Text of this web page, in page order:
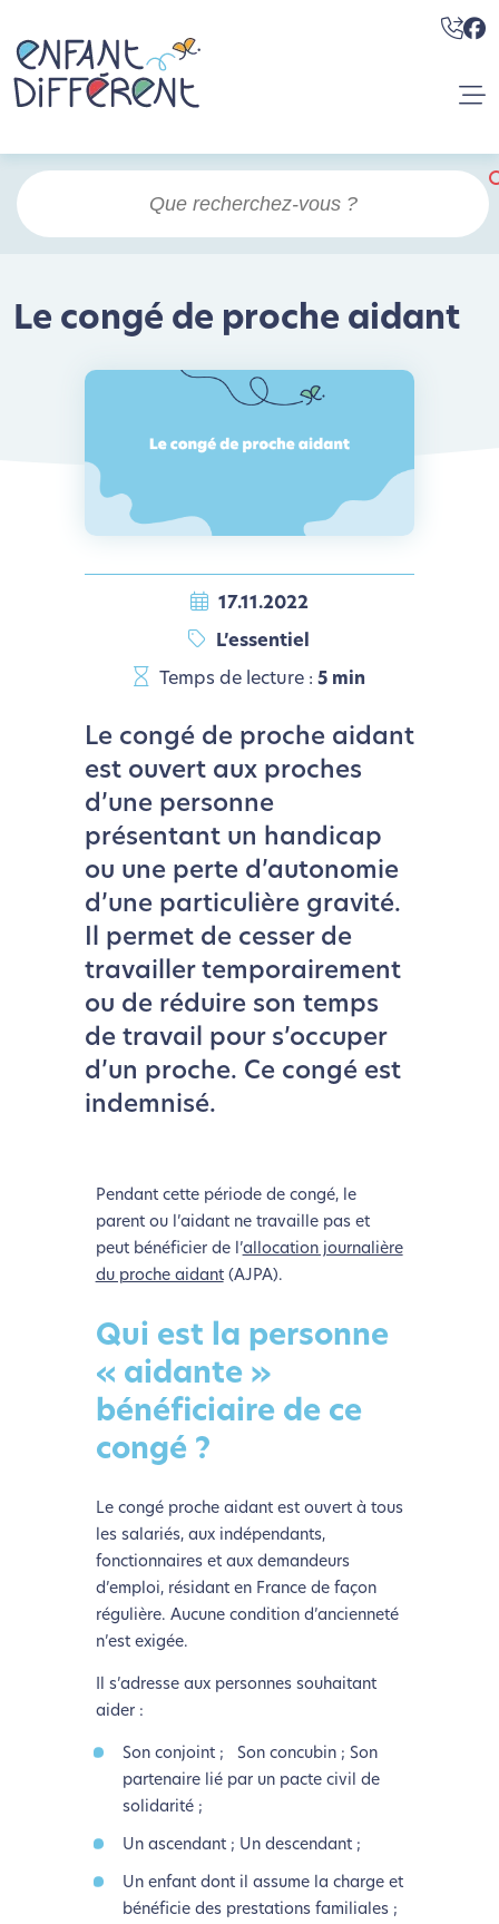
Le congé de proche aidant
17.11.2022
L’essentiel
Temps de lecture : 5 min
Le congé de proche aidant
est ouvert aux proches
d’une personne
présentant un handicap
ou une perte d’autonomie
d’une particulière gravité.
Il permet de cesser de
travailler temporairement
ou de réduire son temps
de travail pour s’occuper
d’un proche. Ce congé est
indemnisé.
Pendant cette période de congé, le
parent ou l’aidant ne travaille pas et
peut bénéficier de l’allocation journalière
du proche aidant(AJPA).
Qui est la personne
« aidante »
bénéficiaire de ce
congé ?
Le congé proche aidant est ouvert à tous
les salariés, aux indépendants,
fonctionnaires et aux demandeurs
d’emploi, résidant en France de façon
régulière. Aucune condition d’ancienneté
n’est exigée.
Il s’adresse aux personnes souhaitant
aider :
Son conjoint ; Son concubin ; Son
partenaire lié par un pacte civil de
solidarité ;
Un ascendant ; Un descendant ;
Un enfant dont il assume la charge et
bénéficie des prestations familiales ;